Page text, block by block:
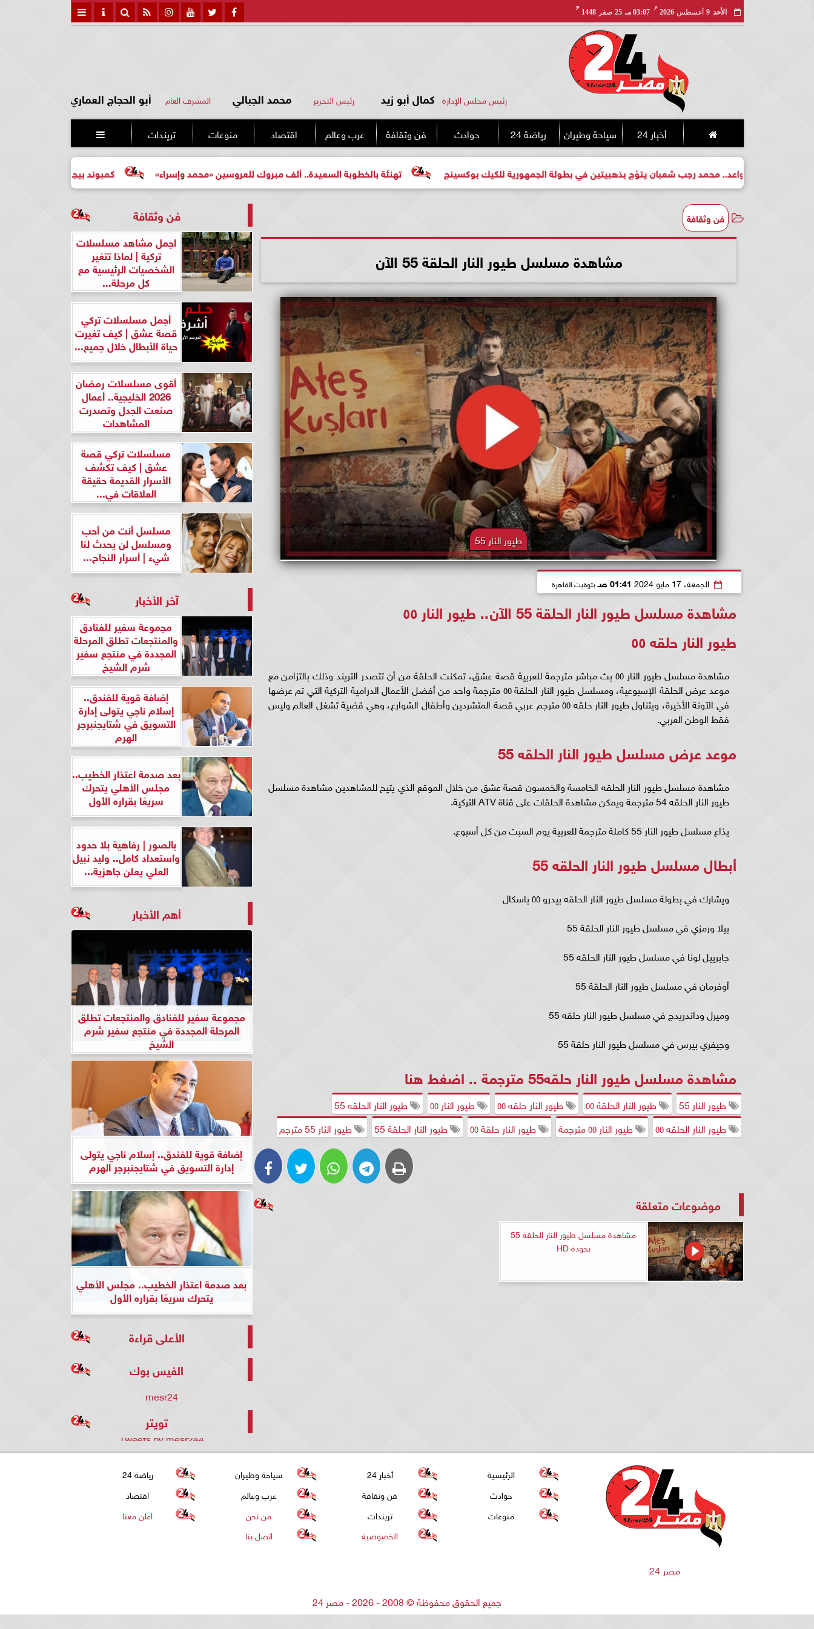
الأحد 9 أغسطس 2026
مـ
03:07 مـ 25 صفر 1448
هـ
رئيس مجلس الإدارة كمال أبو زيد رئيس التحرير محمد الجبالي المشرف العام أبو الحجاج العماري
أخبار 24 سياحة وطيران رياضة 24 حوادث فن وثقافة عرب وعالم اقتصاد منوعات تريندات 
كمبوند بيجونيا: اختيارك الأرقى لحياة تهنئة بالخطوبة السعيدة.. ألف مبروك للعروسين «محمد وإسراء» واعد.. محمد رجب شعبان يتوّج بذهبيتين في بطولة الجمهورية للكيك بوكسينج
فن وثقافة
مشاهدة مسلسل طيور النار الحلقة 55 الآن
طيور النار 55
الجمعة، 17 مايو 2024 01:41 صـ بتوقيت القاهرة
مشاهدة مسلسل طيور النار الحلقة 55 الآن.. طيور النار ٥٥
طيور النار حلقه ٥٥
مشاهدة مسلسل طيور النار ٥٥ بث مباشر مترجمة للعربية قصة عشق، تمكنت الحلقة من أن تتصدر التريند وذلك بالتزامن مع
موعد عرض الحلقة الإسبوعية، ومسلسل طيور النار الحلقة ٥٥ مترجمة واحد من أفضل الأعمال الدرامية التركية التي تم عرضها
في الآونة الأخيرة، ويتناول طيور النار حلقه ٥٥ مترجم عربي قصة المتشردين وأطفال الشوارع، وهي قضية تشغل العالم وليس
فقط الوطن العربي.
موعد عرض مسلسل طيور النار الحلقه 55
مشاهدة مسلسل طيور النار الحلقه الخامسة والخمسون قصة عشق من خلال الموقع الذي يتيح للمشاهدين مشاهدة مسلسل
طيور النار الحلقه 54 مترجمة ويمكن مشاهدة الحلقات على قناة ATV التركية.
يذاع مسلسل طيور النار 55 كاملة مترجمة للعربية يوم السبت من كل أسبوع.
أبطال مسلسل طيور النار الحلقه 55
ويشارك في بطولة مسلسل طيور النار الحلقه بيدرو ٥٥ باسكال
بيلا ورمزي في مسلسل طيور النار الحلقة 55
جابرييل لونا في مسلسل طيور النار الحلقه 55
أوفرمان في مسلسل طيور النار الحلقة 55
وميرل وداندريدج في مسلسل طيور النار حلقه 55
وجيفري بيرس في مسلسل طيور النار حلقة 55
مشاهدة مسلسل طيور النار حلقه55 مترجمة .. اضغط هنا
طيور النار 55 طيور النار الحلقة ٥٥ طيور النار حلقه ٥٥ طيور النار ٥٥
طيور النار الحلقه 55
طيور النار الحلقه ٥٥
طيور النار ٥٥ مترجمة طيور النار حلقة ٥٥ طيور النار الحلقة 55 طيور النار 55 مترجم
موضوعات متعلقة
مشاهدة مسلسل طيور النار الحلقة 55
بجودة HD
فن وثقافة
اجمل مشاهد مسلسلات
تركية | لماذا تتغير
الشخصيات الرئيسية مع
كل مرحلة...
أجمل مسلسلات تركي
قصة عشق | كيف تغيرت
حياة الأبطال خلال جميع...
أقوى مسلسلات رمضان
2026 الخليجية.. أعمال
صنعت الجدل وتصدرت
المشاهدات
مسلسلات تركي قصة
عشق | كيف تكشف
الأسرار القديمة حقيقة
العلاقات في...
مسلسل أنت من أحب
ومسلسل لن يحدث لنا
شيء | أسرار النجاح...
آخر الأخبار
مجموعة سفير للفنادق
والمنتجعات تطلق المرحلة
المجددة في منتجع سفير
شرم الشيخ
إضافة قوية للفندق..
إسلام ناجي يتولى إدارة
التسويق في شتايجنبرجر
الهرم
بعد صدمة اعتذار الخطيب..
مجلس الأهلي يتحرك
سريعًا بقراره الأول
بالصور | رفاهية بلا حدود
واستعداد كامل.. وليد نبيل
العلي يعلن جاهزية...
أهم الأخبار
مجموعة سفير للفنادق والمنتجعات تطلق
المرحلة المجددة في منتجع سفير شرم
الشيخ
إضافة قوية للفندق.. إسلام ناجي يتولى
إدارة التسويق في شتايجنبرجر الهرم
بعد صدمة اعتذار الخطيب.. مجلس الأهلي
يتحرك سريعًا بقراره الأول
الأعلى قراءة
الفيس بوك
mesr24
تويتر
Tweets by mesr244
مصر 24
الرئيسية أخبار 24 سياحة وطيران
رياضة 24
حوادث
فن وثقافة عرب وعالم
اقتصاد
منوعات
تريندات من نحن
اعلن معنا
الخصوصية
اتصل بنا
جميع الحقوق محفوظة©